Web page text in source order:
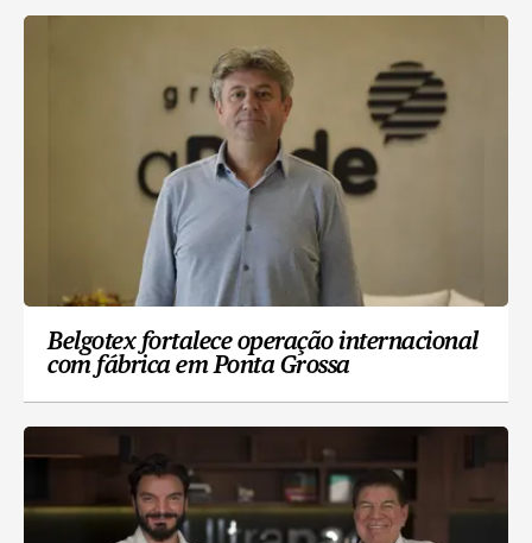
Belgotex fortalece operação internacional
com fábrica em Ponta Grossa